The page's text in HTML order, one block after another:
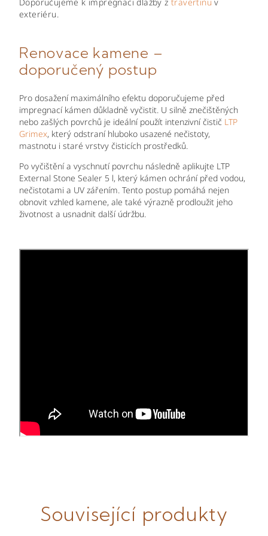
exteriéru.
Renovace kamene –
doporučený postup
Pro dosažení maximálního efektu doporučujeme před
impregnací kámen důkladně vyčistit. U silně znečištěných
nebo zašlých povrchů je ideální použít intenzivní čistič LTP
Grimex, který odstraní hluboko usazené nečistoty,
mastnotu i staré vrstvy čisticích prostředků.
Po vyčištění a vyschnutí povrchu následně aplikujte LTP
External Stone Sealer 5 l, který kámen ochrání před vodou,
nečistotami a UV zářením. Tento postup pomáhá nejen
obnovit vzhled kamene, ale také výrazně prodloužit jeho
životnost a usnadnit další údržbu.
Související produkty